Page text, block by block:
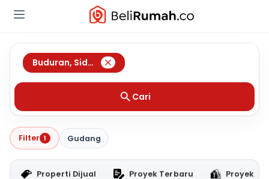
Buduran, Sidoarjo
Cari
Filter 1 Gudang
Properti Dijual Proyek Terbaru Proyek